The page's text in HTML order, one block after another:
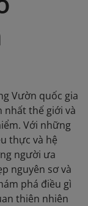
Vườn quốc gia
nhất thế giới và
Với những
thực và hệ
người ưa
nguyên sơ và
phá điều gì
thiên nhiên